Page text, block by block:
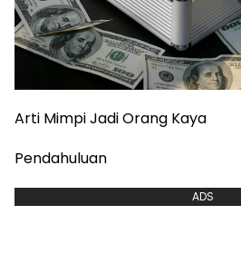
Arti Mimpi Jadi Orang Kaya
Pendahuluan
ADS